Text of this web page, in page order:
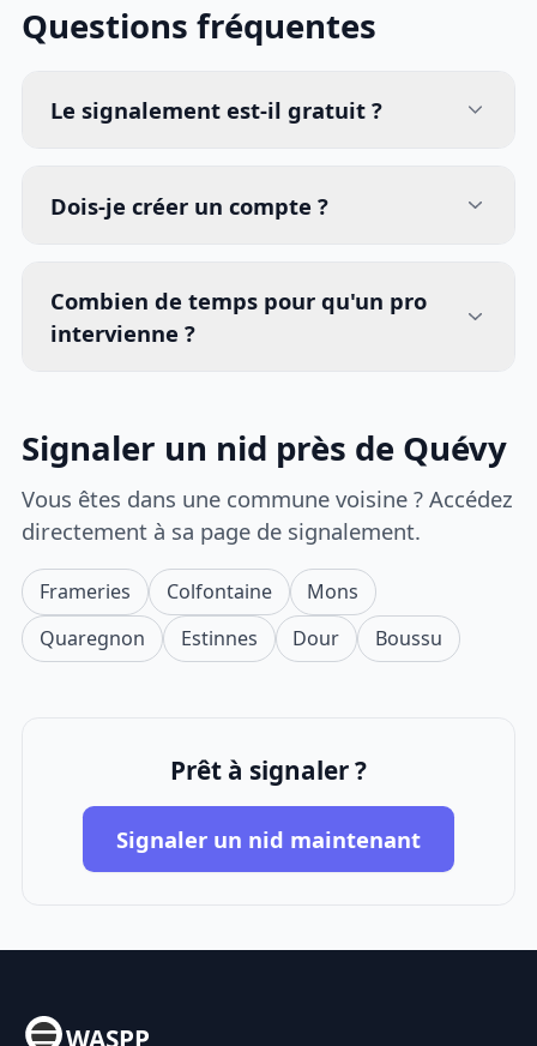
Questions fréquentes
Le signalement est-il gratuit ?
Dois-je créer un compte ?
Combien de temps pour qu'un pro
intervienne ?
Signaler un nid près de Quévy
Vous êtes dans une commune voisine ? Accédez
directement à sa page de signalement.
Frameries Colfontaine
Mons
Quaregnon
Estinnes Dour Boussu
Prêt à signaler ?
Signaler un nid maintenant
WASPP